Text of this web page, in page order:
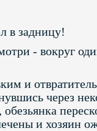
в задницу!
- вокруг
и
через
и хозяин